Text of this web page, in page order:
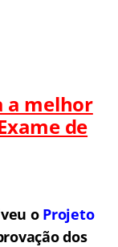
a melhor
de
o Projeto
dos